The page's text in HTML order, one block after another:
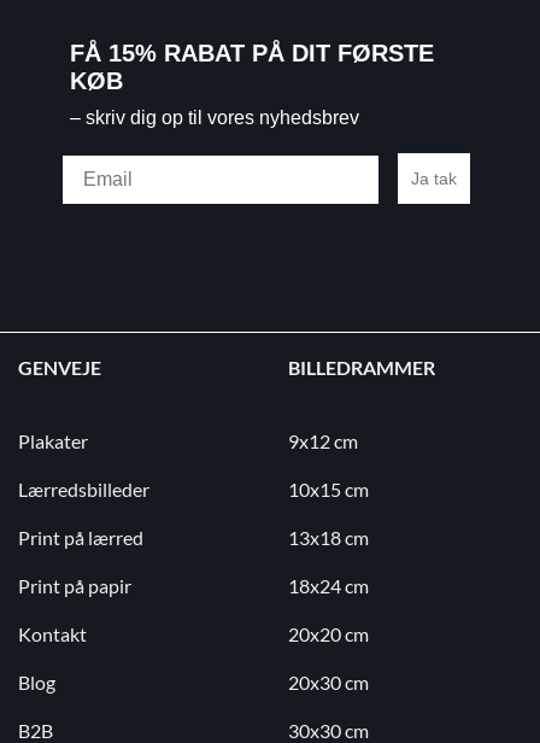
FÅ 15% RABAT PÅ DIT FØRSTE
KØB
– skriv dig op til vores nyhedsbrev
Ja tak
GENVEJE
Plakater
Lærredsbilleder
Print på lærred
Print på papir
Kontakt
Blog
B2B
BILLEDRAMMER
9x12 cm
10x15 cm
13x18 cm
18x24 cm
20x20 cm
20x30 cm
30x30 cm